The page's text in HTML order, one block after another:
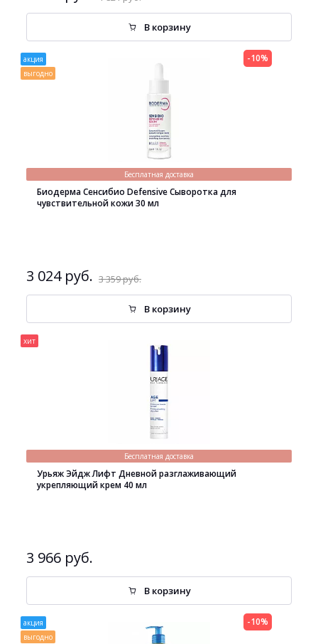
В корзину
акция
выгодно
Бесплатная доставка
Биодерма Сенсибио Defensive Сыворотка для
чувствительной кожи 30 мл
3 024 руб. 3 359 руб.
-10%
В корзину
хит
Бесплатная доставка
Урьяж Эйдж Лифт Дневной разглаживающий
укрепляющий крем 40 мл
3 966 руб.
В корзину
акция
выгодно
-10%